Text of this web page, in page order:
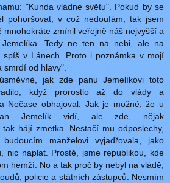
"Kunda vládne světu". Pokud by se
pohoršovat, v což nedoufám, tak jsem
mnohokráte zmínil veřejně náš nejvyšší a
Jemelíka. Tedy ne ten na nebi, ale na
spíš v Lánech. Proto i poznámka v mojí
smrdí od hlavy".
jak zde panu Jemelíkovi toto
když prorostlo až do vlády a
Nečase obhajoval. Jak je možné, že u
Jemelík vidí, ale zde, nějak
tak hájí zmetka. Nestačí mu odposlechy,
manželovi vyjadřovala, jako
nic naplat. Prostě, jsme republikou, kde
hemží. No a tak proč by nebyl na vládě,
policie a státních zástupců. Nesmím